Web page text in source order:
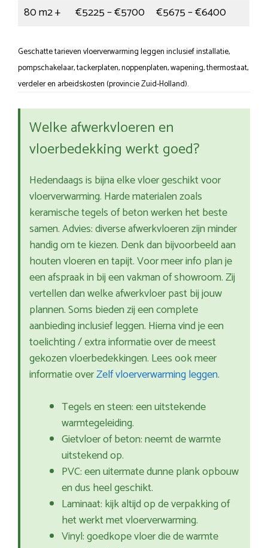
80 m2 +
€5225 – €5700 €5675 – €6400
Geschatte tarieven vloerverwarming leggen inclusief installatie,
pompschakelaar, tackerplaten, noppenplaten, wapening, thermostaat,
verdeler en arbeidskosten (provincie Zuid-Holland).
Welke afwerkvloeren en
vloerbedekking werkt goed?
Hedendaags is bijna elke vloer geschikt voor
vloerverwarming. Harde materialen zoals
keramische tegels of beton werken het beste
samen. Advies: diverse afwerkvloeren zijn minder
handig om te kiezen. Denk dan bijvoorbeeld aan
houten vloeren en tapijt. Voor meer info plan je
een afspraak in bij een vakman of showroom. Zij
vertellen dan welke afwerkvloer past bij jouw
plannen. Soms bieden zij een complete
aanbieding inclusief leggen. Hierna vind je een
toelichting / extra informatie over de meest
gekozen vloerbedekkingen. Lees ook meer
informatie overZelf vloerverwarming leggen.
Tegels en steen: een uitstekende
warmtegeleiding.
Gietvloer of beton: neemt de warmte
uitstekend op.
PVC: een uitermate dunne plank opbouw
en dus heel geschikt.
Laminaat: kijk altijd op de verpakking of
het werkt met vloerverwarming.
Vinyl: goedkope vloer die de warmte